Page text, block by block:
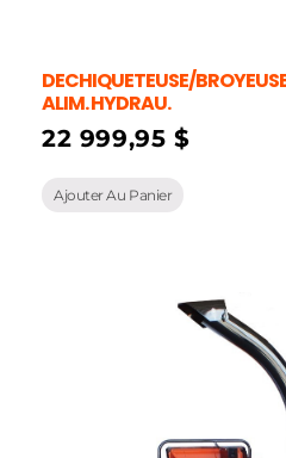
DECHIQUETEUSE/
ALIM. HYDRAU.
22 999,95 $
Ajouter Au Panier